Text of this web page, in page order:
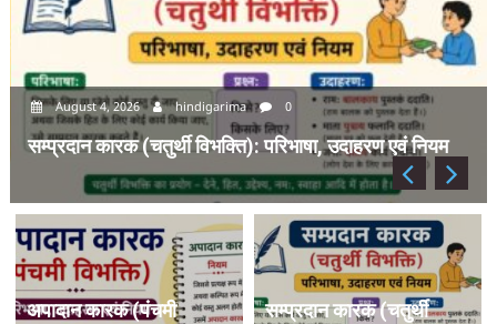
August 4, 2026 hindigarima 0
सम्प्रदान कारक (चतुर्थी विभक्ति): परिभाषा, उदाहरण एवं नियम
अपादान कारक (पंचमी
सम्प्रदान कारक (चतुर्थी